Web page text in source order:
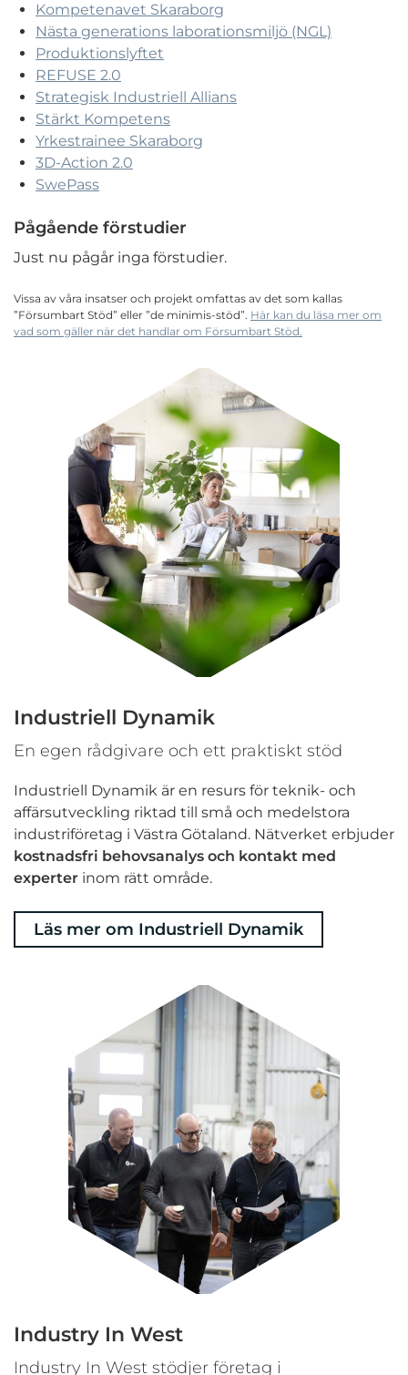
Kompetenavet Skaraborg
Nästa generations laborationsmiljö (NGL)
Produktionslyftet
REFUSE 2.0
Strategisk Industriell Allians
Stärkt Kompetens
Yrkestrainee Skaraborg
3D-Action 2.0
SwePass
Pågående förstudier
Just nu pågår inga förstudier.
Vissa av våra insatser och projekt omfattas av det som kallas
”Försumbart Stöd” eller ”de minimis-stöd”. Här kan du läsa mer om
vad som gäller när det handlar om Försumbart Stöd.
Industriell Dynamik
En egen rådgivare och ett praktiskt stöd
Industriell Dynamik är en resurs för teknik- och
affärsutveckling riktad till små och medelstora
industriföretag i Västra Götaland. Nätverket erbjuder
kostnadsfri behovsanalys och kontakt med
experter inom rätt område.
Läs mer om Industriell Dynamik
Industry In West
Industry In West stödjer företag i